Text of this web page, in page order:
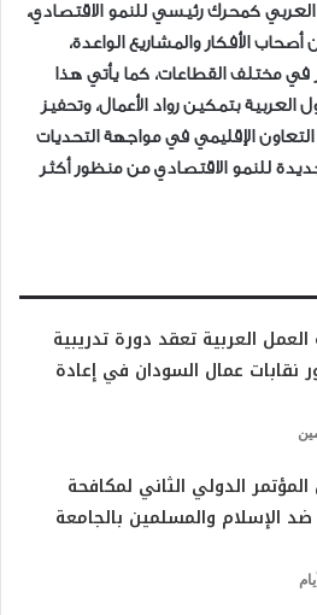
العربي كمحرك رئيسي للنمو الاقتصادي،
الأفكار والمشاريع الواعدة،
في مختلف القطاعات، كما يأتي هذا
العربية بتمكين رواد الأعمال، وتحفيز
الإقليمي في مواجهة التحديات
جديدة للنمو الاقتصادي من منظور أكثر
العربية تعقد دورة تدريبية
نقابات عمال السودان في إعادة
الدولي الثاني لمكافحة
ضد الإسلام والمسلمين بالجامعة